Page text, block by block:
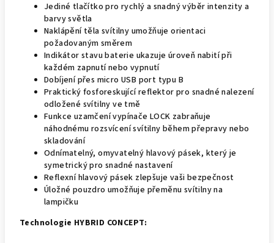
Jediné tlačítko pro rychlý a snadný výběr intenzity a
barvy světla
Naklápění těla svítilny umožňuje orientaci
požadovaným směrem
Indikátor stavu baterie ukazuje úroveň nabití při
každém zapnutí nebo vypnutí
Dobíjení přes micro USB port typu B
Praktický fosforeskující reflektor pro snadné nalezení
odložené svítilny ve tmě
Funkce uzamčení vypínače LOCK zabraňuje
náhodnému rozsvícení svítilny během přepravy nebo
skladování
Odnímatelný, omyvatelný hlavový pásek, který je
symetrický pro snadné nastavení
Reflexní hlavový pásek zlepšuje vaši bezpečnost
Úložné pouzdro umožňuje přeměnu svítilny na
lampičku
Technologie HYBRID CONCEPT: